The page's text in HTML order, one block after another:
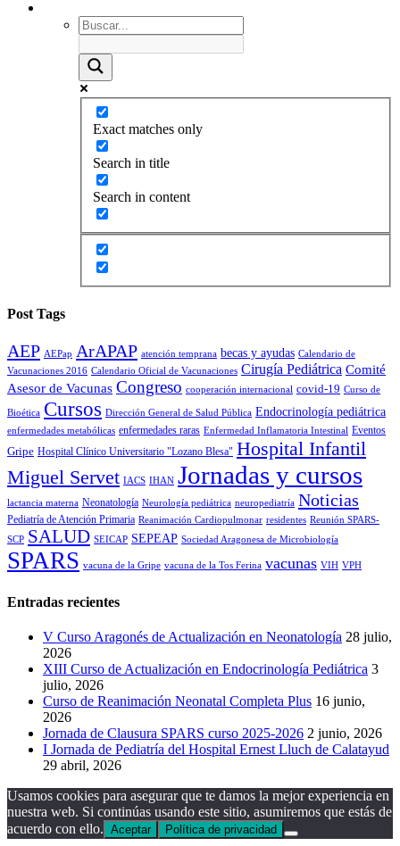
Exact matches only
Search in title
Search in content
Post Tags
AEP AEPap ArAPAP atención temprana becas y ayudas Calendario de
Vacunaciones 2016 Calendario Oficial de Vacunaciones Cirugía Pediátrica Comité
Asesor de Vacunas Congreso cooperación internacional covid-19 Curso de
Bioética Cursos Dirección General de Salud Pública Endocrinología pediátrica
enfermedades metabólicas enfermedades raras Enfermedad Inflamatoria Intestinal Eventos
Gripe Hospital Clínico Universitario "Lozano Blesa" Hospital Infantil
Miguel Servet IACS IHAN Jornadas y cursos
lactancia materna Neonatología Neurología pediátrica neuropediatría Noticias
Pediatría de Atención Primaria Reanimación Cardiopulmonar residentes Reunión SPARS-
SCP SALUD SEICAP SEPEAP Sociedad Aragonesa de Microbiología
SPARS vacuna de la Gripe vacuna de la Tos Ferina vacunas VIH VPH
Entradas recientes
V Curso Aragonés de Actualización en Neonatología 28 julio,
2026
XIII Curso de Actualización en Endocrinología Pediátrica 3
julio, 2026
Curso de Reanimación Neonatal Completa Plus 16 junio,
2026
Jornada de Clausura SPARS curso 2025-2026 2 junio, 2026
I Jornada de Pediatría del Hospital Ernest Lluch de Calatayud
29 abril, 2026
Usamos cookies para asegurar que te damos la mejor experiencia en
nuestra web. Si continúas usando este sitio, asumiremos que estás de
acuerdo con ello. Aceptar Política de privacidad